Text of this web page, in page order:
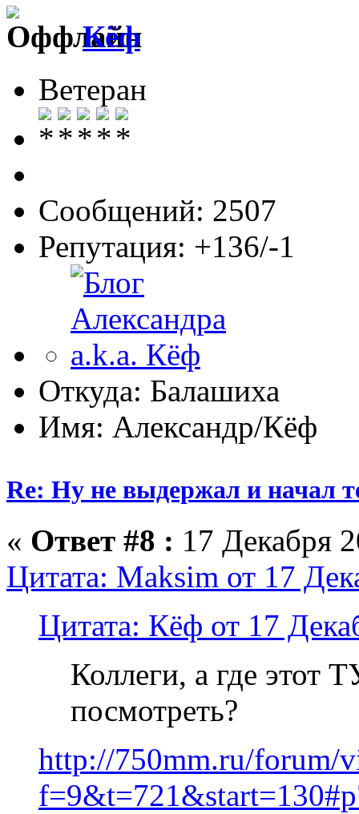
Кёф
Ветеран
Сообщений: 2507
Репутация: +136/-1
Откуда: Балашиха
Имя: Александр/Кёф
Re: Ну не выдержал и начал
« Ответ #8 : 17 Декабря
Цитата: Maksim от 17
Цитата: Кёф от 17
Коллеги, а где
посмотреть?
http://750mm.ru/forum/